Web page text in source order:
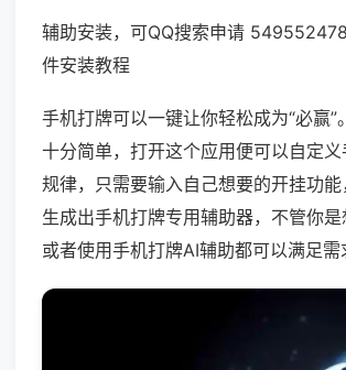
辅助安装，可QQ搜索申请
件安装教程
手机打牌可以一键让你轻松成为“必赢”
十分简单，打开这个应用便可以自定
规律，只需要输入自己想要的开挂功
生成出手机打牌专用辅助器，不管你
或者使用手机打牌AI辅助都可以满足需